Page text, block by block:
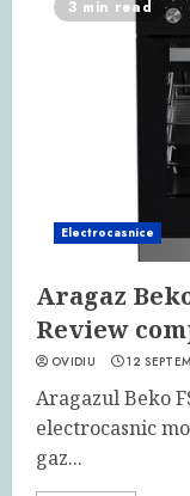
3 min read
Electrocasnice
Aragaz
Review
OVIDIU 12
Aragazul Beko
electrocasnic
gaz...